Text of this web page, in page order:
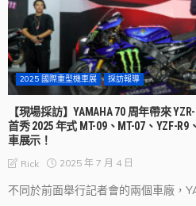
2025 國際重型機車展 採訪報導
【現場採訪】YAMAHA 70 周年帶來
首秀 2025 年式 MT-09、MT-07、YZF-R9
車展示！
Rick 2025 年 7 月 4 日
不同於前面舉行記者會的兩個車廠，